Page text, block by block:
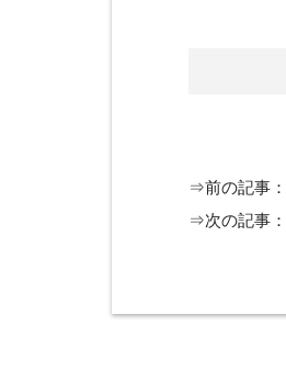
⇒前の記事：
⇒次の記事：